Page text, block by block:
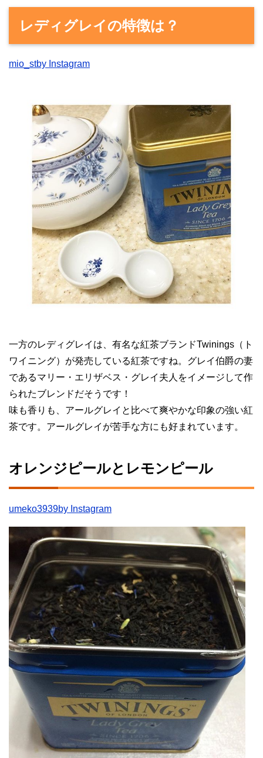
レディグレイの特徴は？
mio_stby Instagram
一方のレディグレイは、有名な紅茶ブランドTwinings（ト
ワイニング）が発売している紅茶ですね。グレイ伯爵の妻
であるマリー・エリザベス・グレイ夫人をイメージして作
られたブレンドだそうです！
味も香りも、アールグレイと比べて爽やかな印象の強い紅
茶です。アールグレイが苦手な方にも好まれています。
オレンジピールとレモンピール
umeko3939by Instagram